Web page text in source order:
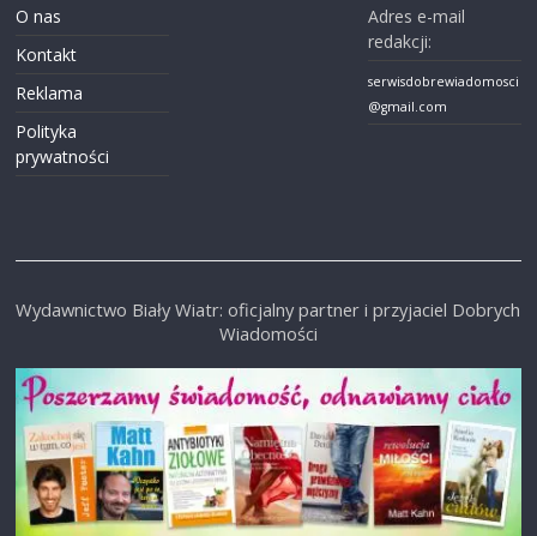
O nas
Kontakt
Reklama
Polityka
prywatności
Adres e-mail
redakcji:
serwisdobrewiadomosci
@gmail.com
Wydawnictwo Biały Wiatr: oficjalny partner i przyjaciel Dobrych
Wiadomości